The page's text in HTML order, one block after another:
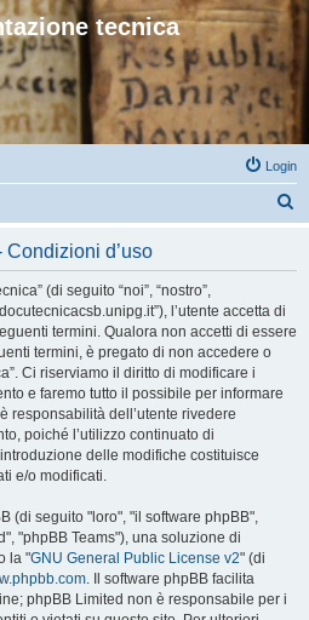
tecnica
Login
d’uso
(di seguito “noi”, “nostro”,
l’utente accetta di
termini. Qualora non accetti di essere
termini, è pregato di non accedere o
Ci riserviamo il diritto di modificare i
e faremo tutto il possibile per informare
responsabilità dell’utente rivedere
poiché l’utilizzo continuato di
delle modifiche costituisce
e/o modificati.
(di seguito "loro", "il software phpBB",
"phpBB Teams"), una soluzione di
la "GNU General Public License v2" (di
. Il software phpBB facilita
phpBB Limited non è responsabile per i